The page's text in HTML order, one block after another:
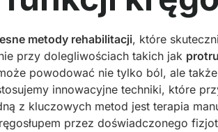
metody rehabilitacji, które
przy dolegliwościach takich jak
powodować nie tylko ból, ale
innowacyjne techniki, które
z kluczowych metod jest terapia
przez doświadczonego